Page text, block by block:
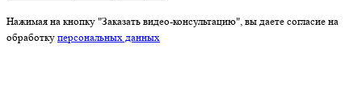
Нажимая на кнопку "Заказать видео-консультацию", вы даете согласие на
обработку персональных данных